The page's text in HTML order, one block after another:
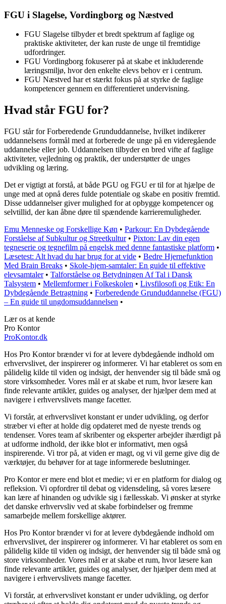
FGU i Slagelse, Vordingborg og Næstved
FGU Slagelse tilbyder et bredt spektrum af faglige og
praktiske aktiviteter, der kan ruste de unge til fremtidige
udfordringer.
FGU Vordingborg fokuserer på at skabe et inkluderende
læringsmiljø, hvor den enkelte elevs behov er i centrum.
FGU Næstved har et stærkt fokus på at styrke de faglige
kompetencer gennem en differentieret undervisning.
Hvad står FGU for?
FGU står for Forberedende Grunduddannelse, hvilket indikerer
uddannelsens formål med at forberede de unge på en videregående
uddannelse eller job. Uddannelsen tilbyder en bred vifte af faglige
aktiviteter, vejledning og praktik, der understøtter de unges
udvikling og læring.
Det er vigtigt at forstå, at både PGU og FGU er til for at hjælpe de
unge med at opnå deres fulde potentiale og skabe en positiv fremtid.
Disse uddannelser giver mulighed for at opbygge kompetencer og
selvtillid, der kan åbne døre til spændende karrieremuligheder.
Emu Menneske og Forskellige Køn • Parkour: En Dybdegående
Forståelse af Subkultur og Streetkultur• Pixton: Lav din egen
tegneserie og tegnefilm på engelsk med denne fantastiske platform •
Læsetest: Alt hvad du har brug for at vide • Bedre Hjernefunktion
Med Brain Breaks • Skole-hjem-samtaler: En guide til effektive
elevsamtaler• Talforståelse og Betydningen Af Tal i Dansk
Talsystem • Mellemformer i Folkeskolen • Livsfilosofi og Etik: En
Dybdegående Betragtning • Forberedende Grunduddannelse (FGU)
– En guide til ungdomsuddannelsen •
Lær os at kende
Pro Kontor
ProKontor.dk
Hos Pro Kontor brænder vi for at levere dybdegående indhold om
erhvervslivet, der inspirerer og informerer. Vi har etableret os som en
pålidelig kilde til viden og indsigt, der henvender sig til både små og
store virksomheder. Vores mål er at skabe et rum, hvor læsere kan
finde relevante artikler, guides og analyser, der hjælper dem med at
navigere i erhvervslivets mange facetter.
Vi forstår, at erhvervslivet konstant er under udvikling, og derfor
stræber vi efter at holde dig opdateret med de nyeste trends og
tendenser. Vores team af skribenter og eksperter arbejder ihærdigt på
at udforme indhold, der ikke blot er informativt, men også
inspirerende. Vi tror på, at viden er magt, og vi vil gerne give dig de
værktøjer, du behøver for at tage informerede beslutninger.
Pro Kontor er mere end blot et medie; vi er en platform for dialog og
refleksion. Vi opfordrer til debat og vidensdeling, så vores læsere
kan lære af hinanden og udvikle sig i fællesskab. Vi ønsker at styrke
det danske erhvervsliv ved at skabe forbindelser og fremme
samarbejde mellem forskellige aktører.
Hos Pro Kontor brænder vi for at levere dybdegående indhold om
erhvervslivet, der inspirerer og informerer. Vi har etableret os som en
pålidelig kilde til viden og indsigt, der henvender sig til både små og
store virksomheder. Vores mål er at skabe et rum, hvor læsere kan
finde relevante artikler, guides og analyser, der hjælper dem med at
navigere i erhvervslivets mange facetter.
Vi forstår, at erhvervslivet konstant er under udvikling, og derfor